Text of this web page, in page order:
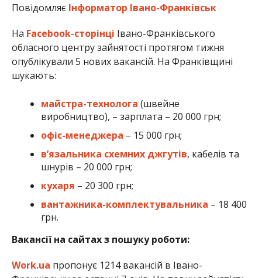
Повідомляє Інформатор Івано-Франківськ
На Facebook-сторінці Івано-Франківського
обласного центру зайнятості протягом тижня
опублікували 5 нових вакансій. На Франківщині
шукають:
майстра-технолога (швейне
виробництво), – зарплата – 20 000 грн;
офіс-менеджера – 15 000 грн;
в’язальника схемних джгутів, кабелів та
шнурів – 20 000 грн;
кухаря – 20 300 грн;
вантажника-комплектувальника – 18 400
грн.
Вакансії на сайтах з пошуку роботи:
Work.ua пропонує 1214 вакансій в Івано-